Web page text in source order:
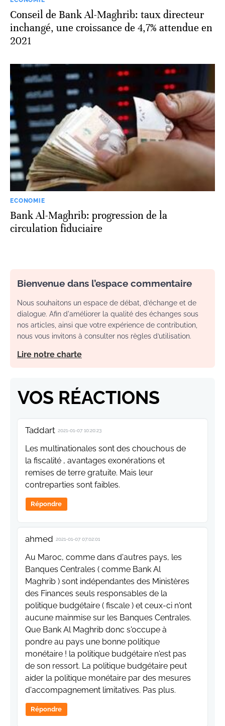
Conseil de Bank Al-Maghrib: taux directeur
inchangé, une croissance de 4,7% attendue en
2021
ECONOMIE
Bank Al-Maghrib: progression de la
circulation fiduciaire
Bienvenue dans l’espace commentaire
Nous souhaitons un espace de débat, d’échange et de
dialogue. Afin d'améliorer la qualité des échanges sous
nos articles, ainsi que votre expérience de contribution,
nous vous invitons à consulter nos règles d’utilisation.
Lire notre charte
VOS RÉACTIONS
Taddart 2021-01-07 10:20:23
Les multinationales sont des chouchous de
la fiscalité , avantages exonérations et
remises de terre gratuite. Mais leur
contreparties sont faibles.
Répondre
ahmed 2021-01-07 07:02:01
Au Maroc, comme dans d'autres pays, les
Banques Centrales ( comme Bank Al
Maghrib ) sont indépendantes des Ministères
des Finances seuls responsables de la
politique budgétaire ( fiscale ) et ceux-ci n'ont
aucune mainmise sur les Banques Centrales.
Que Bank Al Maghrib donc s'occupe à
pondre au pays une bonne politique
monétaire ! la politique budgétaire n'est pas
de son ressort. La politique budgétaire peut
aider la politique monétaire par des mesures
d'accompagnement limitatives. Pas plus.
Répondre